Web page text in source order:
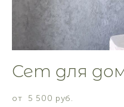
Сет для
от 5 500 pуб.